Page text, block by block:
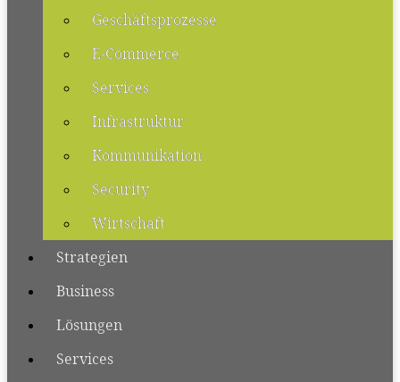
Geschäftsprozesse
E-Commerce
Services
Infrastruktur
Kommunikation
Security
Wirtschaft
Strategien
Business
Lösungen
Services